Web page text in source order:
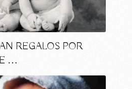
REGALOS POR
…